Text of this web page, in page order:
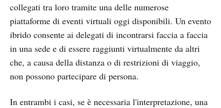
collegati tra loro tramite una delle numerose
piattaforme di eventi virtuali oggi disponibili. Un evento
ibrido consente ai delegati di incontrarsi faccia a faccia
in una sede e di essere raggiunti virtualmente da altri
che, a causa della distanza o di restrizioni di viaggio,
non possono partecipare di persona.
In entrambi i casi, se è necessaria l'interpretazione, una